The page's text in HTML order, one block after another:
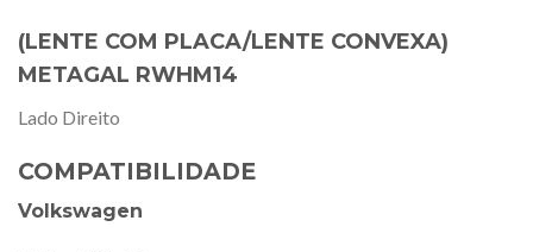
(LENTE COM PLACA/LENTE CONVEXA)
METAGAL RWHM14
Lado Direito
COMPATIBILIDADE
Volkswagen